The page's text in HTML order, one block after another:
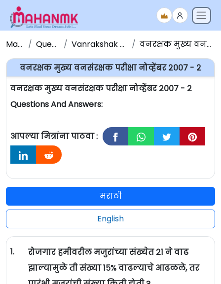
Maha NMK Question Papers Vanrakshak Bharti Question Papers वनरक्षक मुख्य वनसंरक्षक परीक्षा नोव्हेंबर २००७ - २
वनरक्षक मुख्य वनसंरक्षक परीक्षा नोव्हेंबर २००७ - २
वनरक्षक मुख्य वनसंरक्षक परीक्षा नोव्हेंबर २००७ - २
Questions And Answers:
आपल्या मित्रांना पाठवा :
मराठी
English
1.
रोजगार हमीवरील मजुरांच्या संख्येत २१ ने वाढ
झाल्यामुळे ती संख्या १५% वाढल्याचे आढळले, तर